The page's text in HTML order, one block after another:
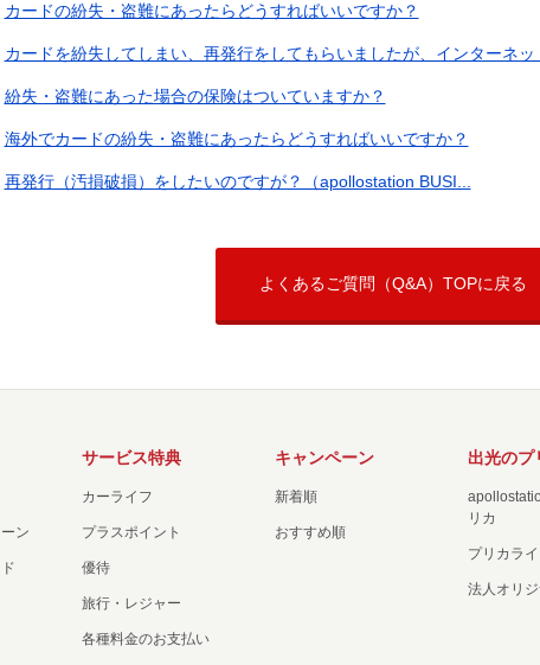
カードの紛失・盗難にあったらどうすればいいですか？
カードを紛失してしまい、再発行をしてもらいましたが、インターネッ
紛失・盗難にあった場合の保険はついていますか？
海外でカードの紛失・盗難にあったらどうすればいいですか？
再発行（汚損破損）をしたいのですが？（apollostation BUSI...
よくあるご質問（Q&A）TOPに戻る
ン
サービス特典
カーライフ
プラスポイント
優待
旅行・レジャー
各種料金のお支払い
キャンペーン
新着順
おすすめ順
出光のプ
リカ
プリカラ
法人オリ